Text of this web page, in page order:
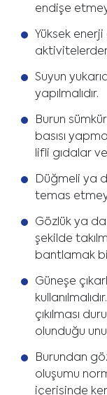
endişe
Yüksek
aktivitelerden
Suyun
yapılmalıdır.
Burun
basısı
lifli gıdalar
Düğmeli ya
temas
Gözlük ya
şekilde
bantlamak
Güneşe
çıkılması
olunduğu
Burundan
oluşumu
içerisinde